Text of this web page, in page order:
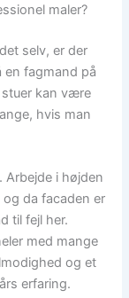
maler?
selv, er der
en fagmand på
stuer kan være
hvis man
Arbejde i højden
da facaden er
til fejl her.
med mange
og et
erfaring.